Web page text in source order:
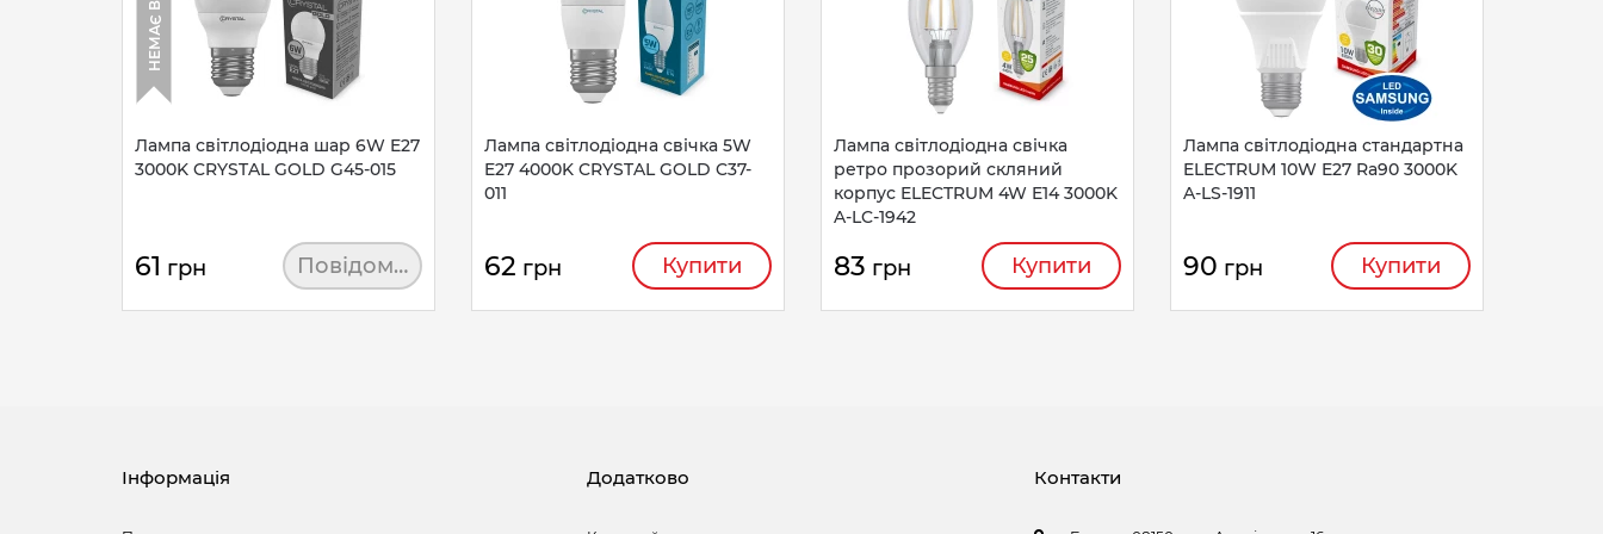
Лампа світлодіодна шар 6W E27
3000K CRYSTAL GOLD G45-015
61 грн Повідомити
Лампа світлодіодна свічка 5W
E27 4000K CRYSTAL GOLD C37-
011
62 грн Купити
Лампа світлодіодна свічка
ретро прозорий скляний
корпус ELECTRUM 4W E14 3000K
A-LC-1942
83 грн Купити
Лампа світлодіодна стандартна
ELECTRUM 10W E27 Ra90 3000K
A-LS-1911
90 грн Купити
Інформація Додатково Контакти